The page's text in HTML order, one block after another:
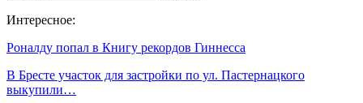
Интересное:
Роналду попал в Книгу рекордов Гиннесса
В Бресте участок для застройки по ул. Пастернацкого
выкупили…